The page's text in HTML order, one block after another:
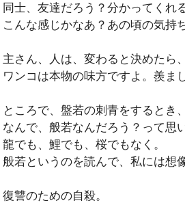
同士、友達だろう？分かってくれ
こんな感じかなあ？あの頃の気持
主さん、人は、変わると決めたら
ワンコは本物の味方ですよ。羨ま
ところで、盤若の刺青をするとき
なんで、般若なんだろう？って思
龍でも、鯉でも、桜でもなく。
般若というのを読んで、私には想
復讐のための自殺。